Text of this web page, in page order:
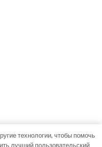
технологии, чтобы помочь
лучший пользовательский